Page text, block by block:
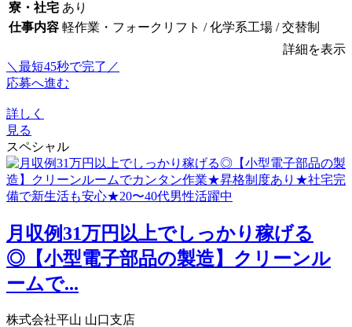
寮・社宅 あり
仕事内容 軽作業・フォークリフト / 化学系工場 / 交替制
詳細を表示
＼最短45秒で完了／
応募へ進む
詳しく
見る
スペシャル
月収例31万円以上でしっかり稼げる
◎【小型電子部品の製造】クリーンル
ームで...
株式会社平山 山口支店